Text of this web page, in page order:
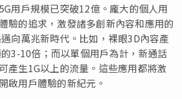
用戶規模已突破12億。龐大的個人用
驗的追求，激發諸多創新內容和應用的
向萬兆新時代。比如，裸眼3D內容產
3-10倍；而以單個用戶為計，新通話
產生1G以上的流量。這些應用都將激
啟用戶體驗的新紀元。